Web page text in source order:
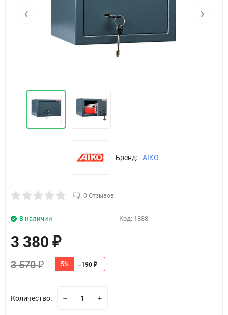
‹ ›
Бренд: AIKO
0 Отзывов
В наличии Код: 1888
3 380 ₽
3 570₽ 5% -190 ₽
Количество: